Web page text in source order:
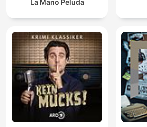
La Mano Peluda